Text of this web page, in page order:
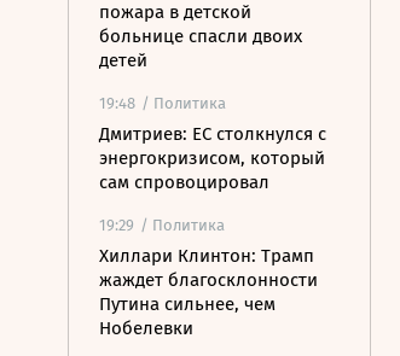
пожара в детской
больнице спасли двоих
детей
19:48 / Политика
Дмитриев: ЕС столкнулся с
энергокризисом, который
сам спровоцировал
19:29 / Политика
Хиллари Клинтон: Трамп
жаждет благосклонности
Путина сильнее, чем
Нобелевки